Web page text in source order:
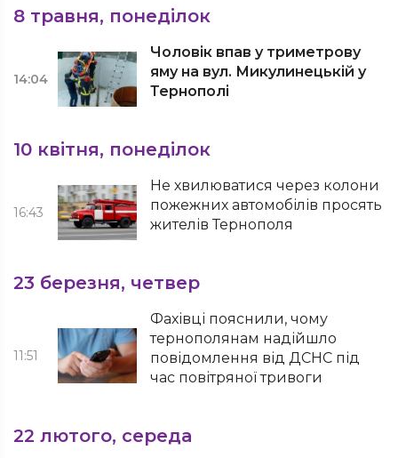
8 травня, понеділок
14:04
Чоловік впав у триметрову
яму на вул. Микулинецькій у
Тернополі
10 квітня, понеділок
16:43
Не хвилюватися через колони
пожежних автомобілів просять
жителів Тернополя
23 березня, четвер
11:51
Фахівці пояснили, чому
тернополянам надійшло
повідомлення від ДСНС під
час повітряної тривоги
22 лютого, середа